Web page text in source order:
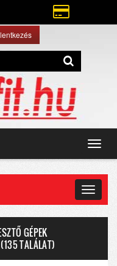
Toggle
GÉPEK
TALÁLAT)